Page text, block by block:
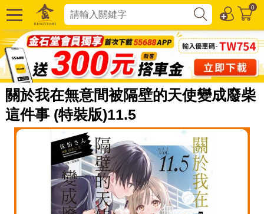
0
關於我在無意間被隔壁的天使變成廢柴
這件事 (特裝版)11.5